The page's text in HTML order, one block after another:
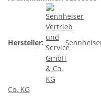
Hersteller:
Co. KG